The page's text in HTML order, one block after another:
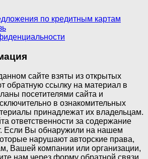
по кредитным картам
сайте взяты из открытых
обратную ссылку на материал в
посетителями сайта и
в ознакомительных
принадлежат их владельцам.
ответственности за содержание
Если Вы обнаружили на нашем
нарушают авторские права,
Вашей компании или организации,
нам через форму обратной связи.